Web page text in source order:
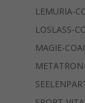
LEMURIA-
LOSLASS-
MAGIE-